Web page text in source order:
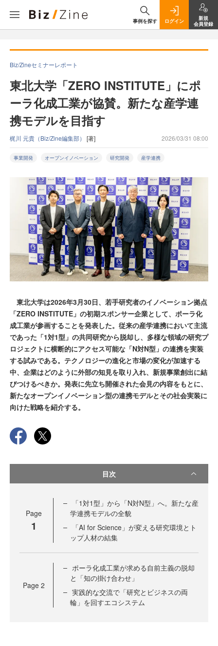
事例を探す ログイン
新規
会員登録
Biz/Zineセミナーレポート
東北大学「ZERO INSTITUTE」にポ
ーラ化成工業が協賛。新たな産学連
携モデルを目指す
梶川 元貴（Biz/Zine編集部） [著] 2026/03/31 08:00
事業開発 オープンイノベーション 研究開発 産学連携
東北大学は2026年3月30日、若手研究者のイノベーション拠点
「ZERO INSTITUTE」の初期スポンサー企業として、ポーラ化
成工業が参画することを発表した。従来の産学連携において主流
であった「1対1型」の共同研究から脱却し、多様な領域の研究プ
ロジェクトに横断的にアクセス可能な「N対N型」の連携を実装
する試みである。テクノロジーの進化と市場の変化が加速する
中、企業はどのように外部の知見を取り入れ、新規事業創出に結
びつけるべきか。発表に先立ち開催された会見の内容をもとに、
新たなオープンイノベーション型の連携モデルとその社会実装に
向けた戦略を紹介する。
目次
Page
1
「1対1型」から「N対N型」へ。新たな産
学連携モデルの全貌
「AI for Science」が変える研究環境とト
ップ人材の結集
Page 2
ポーラ化成工業が求める自前主義の脱却
と「知の掛け合わせ」
実践的な交流で「研究とビジネスの両
輪」を回すエコシステム